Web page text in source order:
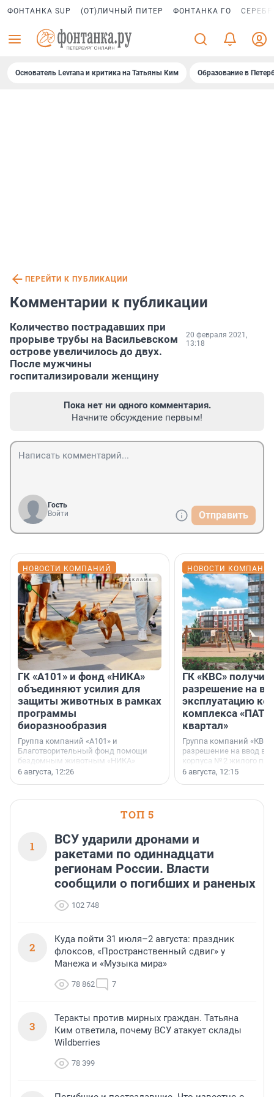
ФОНТАНКА SUP (ОТ)ЛИЧНЫЙ ПИТЕР ФОНТАНКА ГО
Основатель Levrana и критика на Татьяны Ким Образование в
ПЕРЕЙТИ К ПУБЛИКАЦИИ
Комментарии к публикации
Количество пострадавших при
прорыве трубы на Васильевском
острове увеличилось до двух.
После мужчины
госпитализировали женщину
20 февраля 2021,
13:18
Пока нет ни одного комментария.
Начните обсуждение первым!
Гость
Войти
Отправить
НОВОСТИ КОМПАНИЙ
ГК «А101» и фонд «НИКА»
объединяют усилия для
защиты животных в рамках
программы
биоразнообразия
Группа компаний «А101» и
Благотворительный фонд помощи
бездомным животным «НИКА»
заключили соглашение о
6 августа, 12:26
НОВОСТИ
ГК «КВС»
разрешение на
эксплуатацию
комплекса
квартал»
Группа компаний
разрешение на ввод в
корпуса № 2 жилого
Уютный квартал»,
6 августа, 12:15
ТОП 5
1
ВСУ ударили дронами и
ракетами по одиннадцати
регионам России. Власти
сообщили о погибших и раненых
102 748
2
Куда пойти 31 июля–2 августа: праздник
флоксов, «Пространственный сдвиг» у
Манежа и «Музыка мира»
78 862 7
3
Теракты против мирных граждан. Татьяна
Ким ответила, почему ВСУ атакует склады
Wildberries
78 399